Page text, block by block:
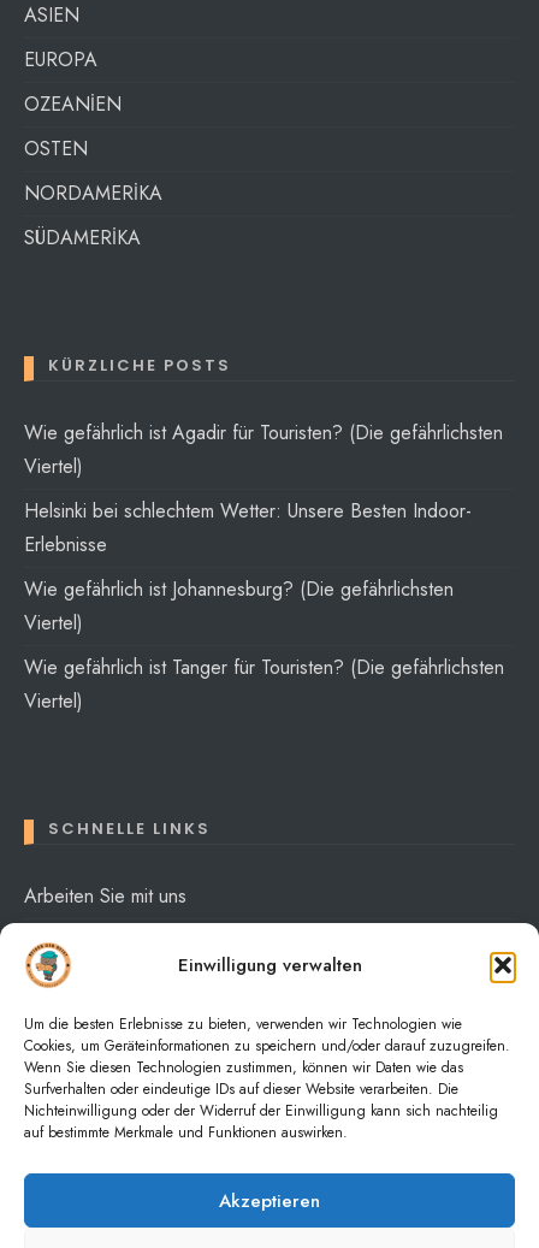
Einwilligung verwalten
Um die besten Erlebnisse zu bieten, verwenden wir Technologien wie
Cookies, um Geräteinformationen zu speichern und/oder darauf zuzugreifen.
Wenn Sie diesen Technologien zustimmen, können wir Daten wie das
Surfverhalten oder eindeutige IDs auf dieser Website verarbeiten. Die
Nichteinwilligung oder der Widerruf der Einwilligung kann sich nachteilig
auf bestimmte Merkmale und Funktionen auswirken.
Akzeptieren
ASIEN
EUROPA
OZEANİEN
OSTEN
NORDAMERİKA
SÜDAMERİKA
KÜRZLICHE POSTS
Wie gefährlich ist Agadir für Touristen? (Die gefährlichsten
Viertel)
Helsinki bei schlechtem Wetter: Unsere Besten Indoor-
Erlebnisse
Wie gefährlich ist Johannesburg? (Die gefährlichsten
Viertel)
Wie gefährlich ist Tanger für Touristen? (Die gefährlichsten
Viertel)
SCHNELLE LINKS
Arbeiten Sie mit uns
Über mich
Datenschutzerklärung
* Anmerkung: Die mit Sternchen (*) gekennzeichneten Links sind